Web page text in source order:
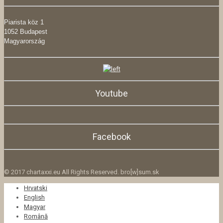
Piarista köz 1
1052 Budapest
Magyarország
Youtube
Facebook
© 2017 chartaxxi.eu All Rights Reserved. bro[w]sum.sk
Hrvatski
English
Magyar
Română